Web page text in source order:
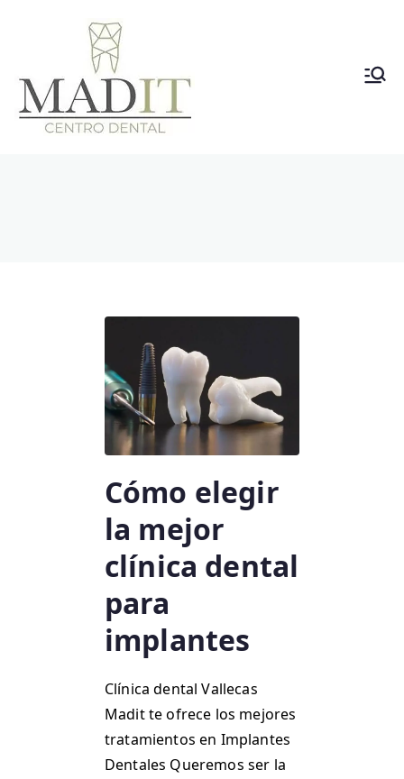
Cómo elegir
la mejor
clínica dental
para
implantes
Clínica dental Vallecas
Madit te ofrece los mejores
tratamientos en Implantes
Dentales Queremos ser la